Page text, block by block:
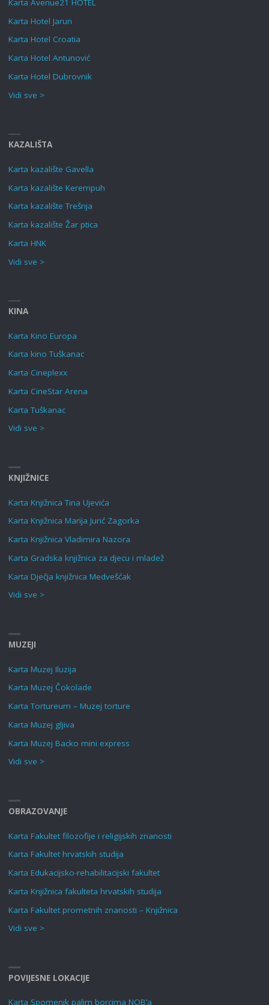
Karta Avenue21 HOTEL
Karta Hotel Jarun
Karta Hotel Croatia
Karta Hotel Antunović
Karta Hotel Dubrovnik
Vidi sve >
KAZALIŠTA
Karta kazalište Gavella
Karta kazalište Kerempuh
Karta kazalište Trešnja
Karta kazalište Žar ptica
Karta HNK
Vidi sve >
KINA
Karta Kino Europa
Karta kino Tuškanac
Karta Cineplexx
Karta CineStar Arena
Karta Tuškanac
Vidi sve >
KNJIŽNICE
Karta Knjižnica Tina Ujevića
Karta Knjižnica Marija Jurić Zagorka
Karta Knjižnica Vladimira Nazora
Karta Gradska knjižnica za djecu i mladež
Karta Dječja knjižnica Medvešćak
Vidi sve >
MUZEJI
Karta Muzej Iluzija
Karta Muzej Čokolade
Karta Tortureum – Muzej torture
Karta Muzej gljiva
Karta Muzej Backo mini express
Vidi sve >
OBRAZOVANJE
Karta Fakultet filozofije i religijskih znanosti
Karta Fakultet hrvatskih studija
Karta Edukacijsko-rehabilitacijski fakultet
Karta Knjižnica fakulteta hrvatskih studija
Karta Fakultet prometnih znanosti – Knjižnica
Vidi sve >
POVIJESNE LOKACIJE
Karta Spomenik palim borcima NOB’a